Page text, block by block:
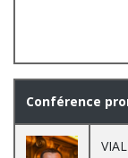
Conférence